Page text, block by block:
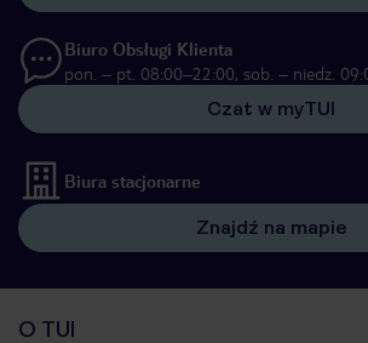
Biuro Obsługi Klienta
pon. – pt. 08:00–22:00, sob. – niedz.
Czat w myTUI
Biura stacjonarne
Znajdź na mapie
O TUI